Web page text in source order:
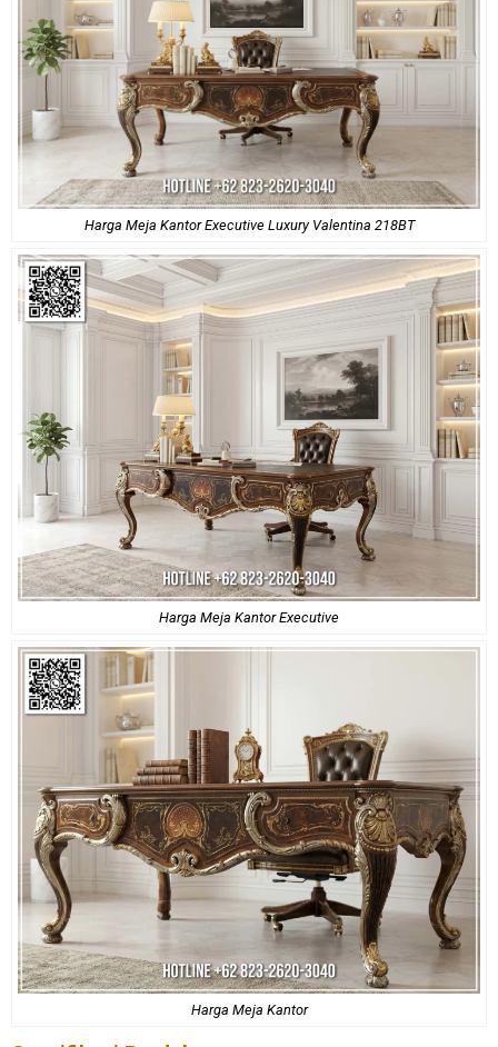
Harga Meja Kantor Executive Luxury Valentina 218BT
Harga Meja Kantor Executive
Harga Meja Kantor